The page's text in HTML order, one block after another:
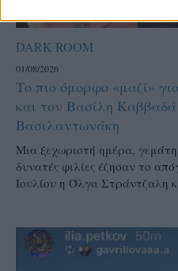
DARK ROOM
01/08/2026
Το πιο όμορφο «μαζί»
και τον Βασίλη
Βασιλαντωνάκη
Μια ξεχωριστή ημέρα,
δυνατές φιλίες έζησαν το
Ιουλίου η Όλγα Στράντζαλη